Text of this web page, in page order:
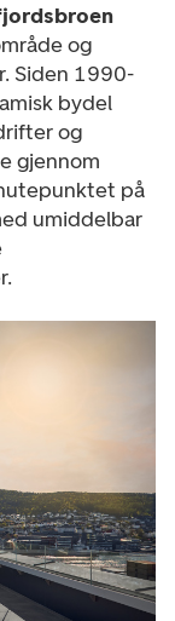
og
Siden 1990-
bydel
og
gjennom
på
umiddelbar